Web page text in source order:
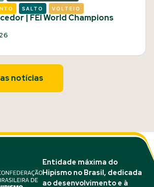
SALTO VOLTEIO
| FEI World Champions
notícias
Entidade máxima do
Hipismo no Brasil, dedicada
ao desenvolvimento e à